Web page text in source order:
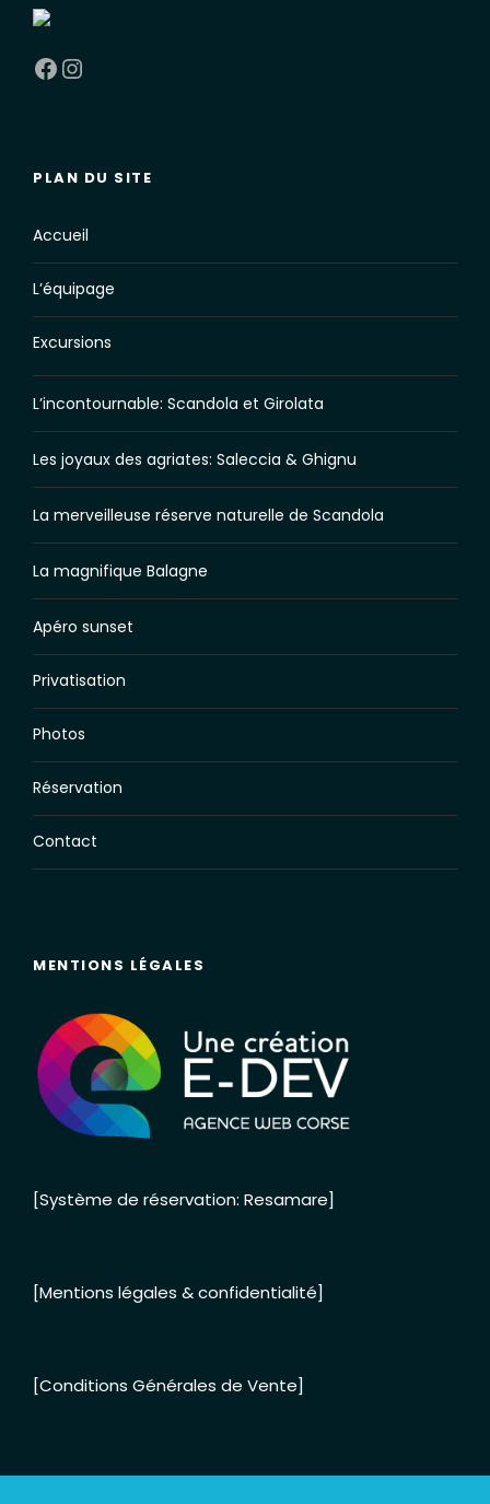
Facebook Instagram
PLAN DU SITE
Accueil
L’équipage
Excursions
L’incontournable: Scandola et Girolata
Les joyaux des agriates: Saleccia & Ghignu
La merveilleuse réserve naturelle de Scandola
La magnifique Balagne
Apéro sunset
Privatisation
Photos
Réservation
Contact
MENTIONS LÉGALES
[Système de réservation: Resamare]
[Mentions légales & confidentialité]
[Conditions Générales de Vente]